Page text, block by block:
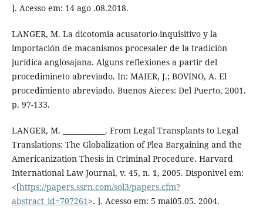
]. Acesso em: 14 ago .08.2018.
LANGER, M. La dicotomia acusatorio-inquisitivo y la
importación de macanismos procesaler de la tradición
jurídica anglosajana. Alguns reflexiones a partir del
procedimineto abreviado. In: MAIER, J.; BOVINO, A. El
procedimiento abreviado. Buenos Aieres: Del Puerto, 2001.
p. 97-133.
LANGER, M. ____________. From Legal Transplants to Legal
Translations: The Globalization of Plea Bargaining and the
Americanization Thesis in Criminal Procedure. Harvard
International Law Journal, v. 45, n. 1, 2005. Disponivel em:
<[https://papers.ssrn.com/sol3/papers.cfm?
abstract_id=707261 >. ]. Acesso em: 5 mai05.05. 2004.